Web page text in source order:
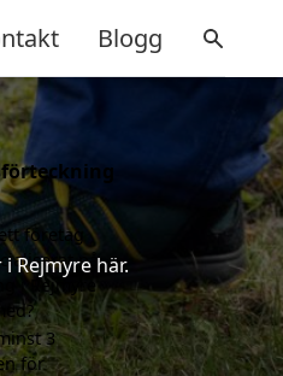
Blogg
Rejmyre här.
företag
på
i Rejmyre
3
för